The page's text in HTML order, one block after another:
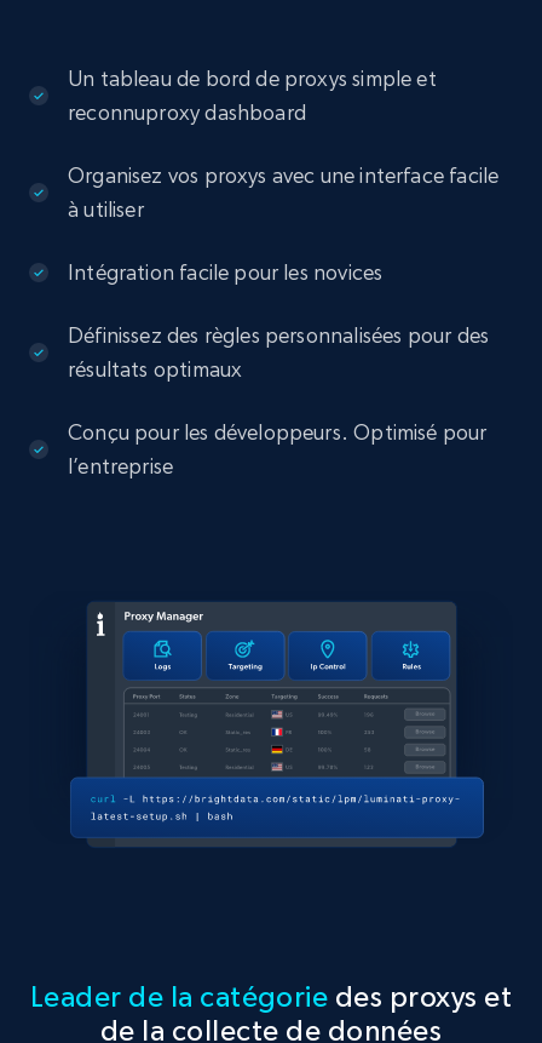
Un tableau de bord de proxys simple et
reconnuproxy dashboard
Organisez vos proxys avec une interface facile
à utiliser
Intégration facile pour les novices
Définissez des règles personnalisées pour des
résultats optimaux
Conçu pour les développeurs. Optimisé pour
l’entreprise
Leader de la catégorie des proxys et
de la collecte de données